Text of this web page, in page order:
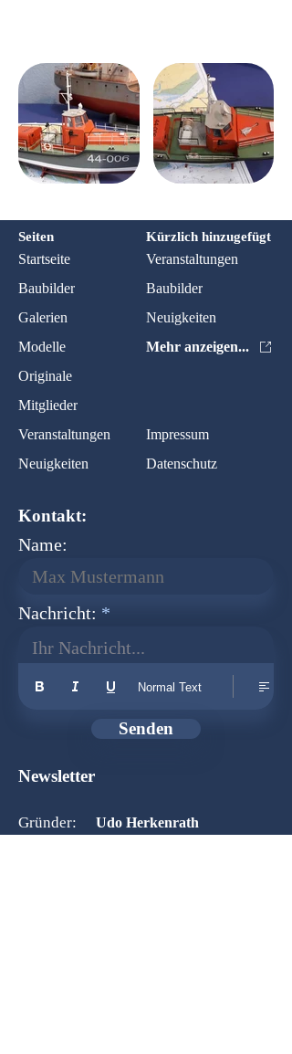
Seiten Kürzlich hinzugefügt
Startseite
Veranstaltungen
Baubilder
Baubilder
Galerien
Neuigkeiten
Modelle
Mehr anzeigen...
Originale
Mitglieder
Veranstaltungen
Impressum
Neuigkeiten
Datenschutz
Kontakt:
Name:
Nachricht:
Ihr Nachricht...
Normal Text
Senden
Newsletter
Gründer: Udo Herkenrath
Design: